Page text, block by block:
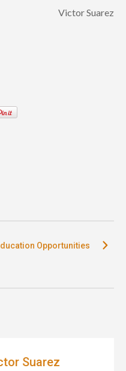
Victor Suarez
Opportunities
Suarez